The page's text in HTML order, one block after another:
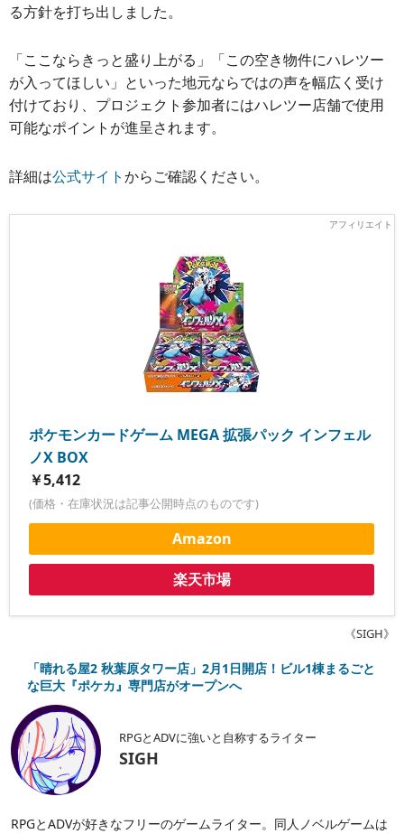
る方針を打ち出しました。
「ここならきっと盛り上がる」「この空き物件にハレツー
が入ってほしい」といった地元ならではの声を幅広く受け
付けており、プロジェクト参加者にはハレツー店舗で使用
可能なポイントが進呈されます。
詳細は公式サイトからご確認ください。
ポケモンカードゲーム MEGA 拡張パック インフェル
ノX BOX
￥5,412
(価格・在庫状況は記事公開時点のものです)
Amazon
楽天市場
《SIGH》
「晴れる屋2 秋葉原タワー店」2月1日開店！ビル1棟まるごと
な巨大『ポケカ』専門店がオープンへ
RPGとADVに強いと自称するライター
SIGH
RPGとADVが好きなフリーのゲームライター。同人ノベルゲームは